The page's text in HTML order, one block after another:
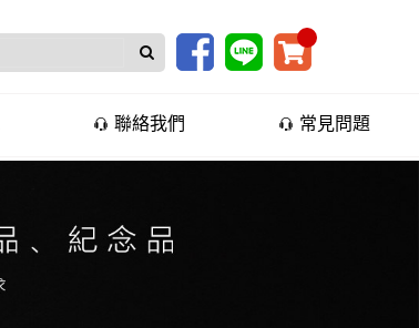
聯絡我們 常見問題